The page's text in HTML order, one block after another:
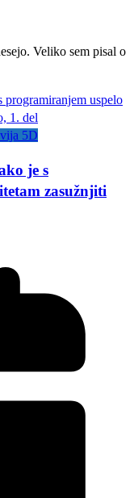
Veliko sem pisal o
5D
je s
zasužnjiti